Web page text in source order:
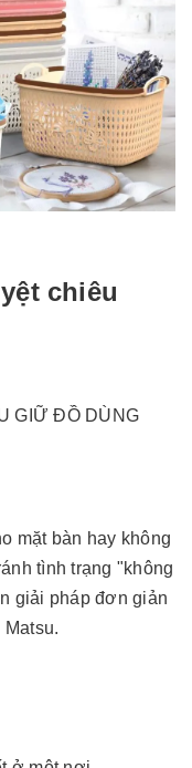
chiêu
GIỮ ĐỒ DÙNG
mặt bàn hay không
tình trạng "không
giải pháp đơn giản